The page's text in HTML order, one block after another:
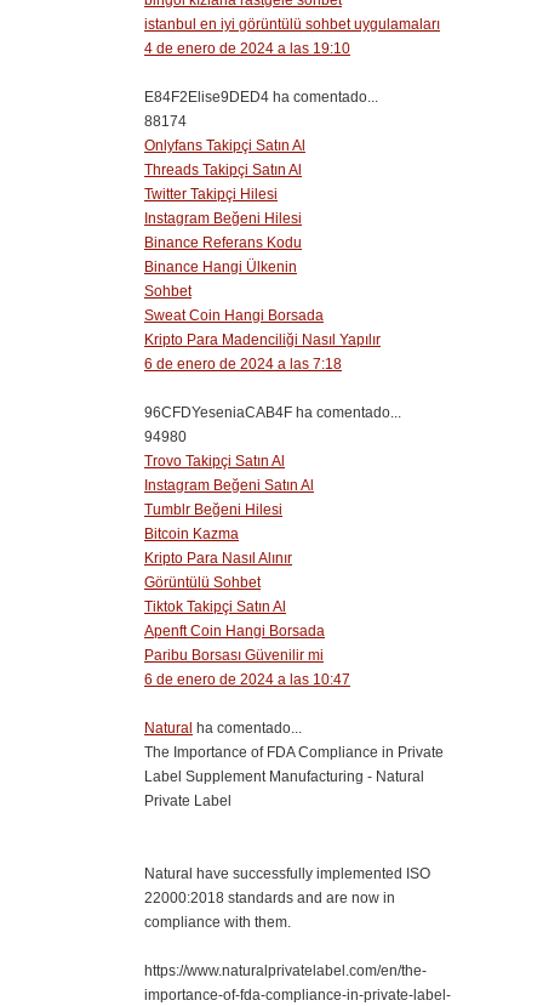
istanbul en iyi görüntülü sohbet uygulamaları
4 de enero de 2024 a las 19:10
E84F2Elise9DED4 ha comentado...
88174
Onlyfans Takipçi Satın Al
Threads Takipçi Satın Al
Twitter Takipçi Hilesi
Instagram Beğeni Hilesi
Binance Referans Kodu
Binance Hangi Ülkenin
Sohbet
Sweat Coin Hangi Borsada
Kripto Para Madenciliği Nasıl Yapılır
6 de enero de 2024 a las 7:18
96CFDYeseniaCAB4F ha comentado...
94980
Trovo Takipçi Satın Al
Instagram Beğeni Satın Al
Tumblr Beğeni Hilesi
Bitcoin Kazma
Kripto Para Nasıl Alınır
Görüntülü Sohbet
Tiktok Takipçi Satın Al
Apenft Coin Hangi Borsada
Paribu Borsası Güvenilir mi
6 de enero de 2024 a las 10:47
Natural ha comentado...
The Importance of FDA Compliance in Private
Label Supplement Manufacturing - Natural
Private Label
Natural have successfully implemented ISO
22000:2018 standards and are now in
compliance with them.
https://www.naturalprivatelabel.com/en/the-
importance-of-fda-compliance-in-private-label-